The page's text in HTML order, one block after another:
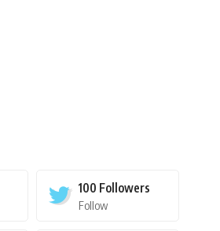
100 Followers
Follow